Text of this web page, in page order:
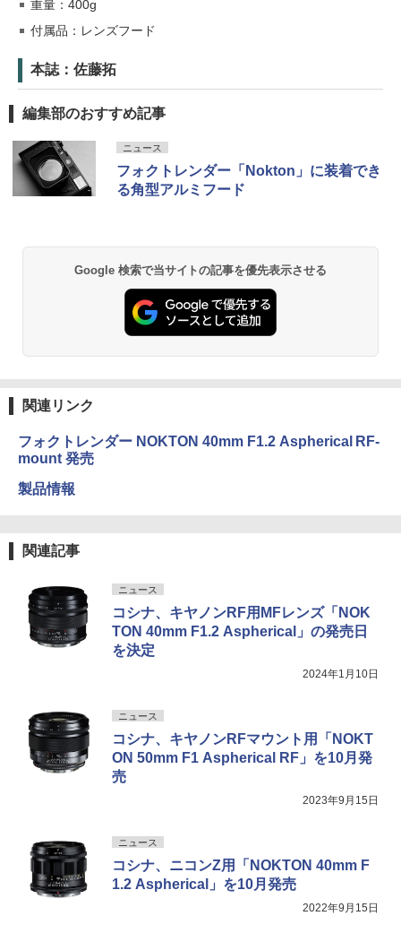
重量：400g
付属品：レンズフード
本誌：佐藤拓
編集部のおすすめ記事
ニュース
フォクトレンダー「Nokton」に装着でき
る角型アルミフード
Google 検索で当サイトの記事を優先表示させる
関連リンク
フォクトレンダー NOKTON 40mm F1.2 Aspherical RF-
mount 発売
製品情報
関連記事
ニュース
コシナ、キヤノンRF用MFレンズ「NOK
TON 40mm F1.2 Aspherical」の発売日
を決定
2024年1月10日
ニュース
コシナ、キヤノンRFマウント用「NOKT
ON 50mm F1 Aspherical RF」を10月発
売
2023年9月15日
ニュース
コシナ、ニコンZ用「NOKTON 40mm F
1.2 Aspherical」を10月発売
2022年9月15日